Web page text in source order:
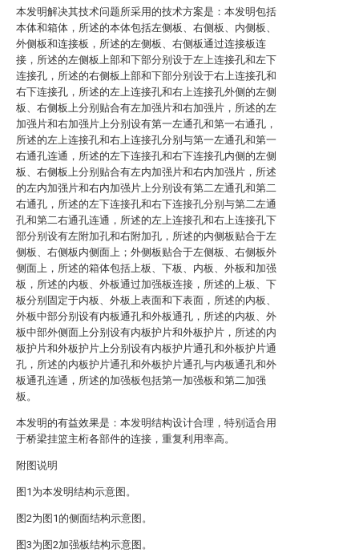
本发明解决其技术问题所采用的技术方案是：本发明包括
本体和箱体，所述的本体包括左侧板、右侧板、内侧板、
外侧板和连接板，所述的左侧板、右侧板通过连接板连
接，所述的左侧板上部和下部分别设于左上连接孔和左下
连接孔，所述的右侧板上部和下部分别设于右上连接孔和
右下连接孔，所述的左上连接孔和右上连接孔外侧的左侧
板、右侧板上分别贴合有左加强片和右加强片，所述的左
加强片和右加强片上分别设有第一左通孔和第一右通孔，
所述的左上连接孔和右上连接孔分别与第一左通孔和第一
右通孔连通，所述的左下连接孔和右下连接孔内侧的左侧
板、右侧板上分别贴合有左内加强片和右内加强片，所述
的左内加强片和右内加强片上分别设有第二左通孔和第二
右通孔，所述的左下连接孔和右下连接孔分别与第二左通
孔和第二右通孔连通，所述的左上连接孔和右上连接孔下
部分别设有左附加孔和右附加孔，所述的内侧板贴合于左
侧板、右侧板内侧面上；外侧板贴合于左侧板、右侧板外
侧面上，所述的箱体包括上板、下板、内板、外板和加强
板，所述的内板、外板通过加强板连接，所述的上板、下
板分别固定于内板、外板上表面和下表面，所述的内板、
外板中部分别设有内板通孔和外板通孔，所述的内板、外
板中部外侧面上分别设有内板护片和外板护片，所述的内
板护片和外板护片上分别设有内板护片通孔和外板护片通
孔，所述的内板护片通孔和外板护片通孔与内板通孔和外
板通孔连通，所述的加强板包括第一加强板和第二加强
板。
本发明的有益效果是：本发明结构设计合理，特别适合用
于桥梁挂篮主桁各部件的连接，重复利用率高。
附图说明
图1为本发明结构示意图。
图2为图1的侧面结构示意图。
图3为图2加强板结构示意图。